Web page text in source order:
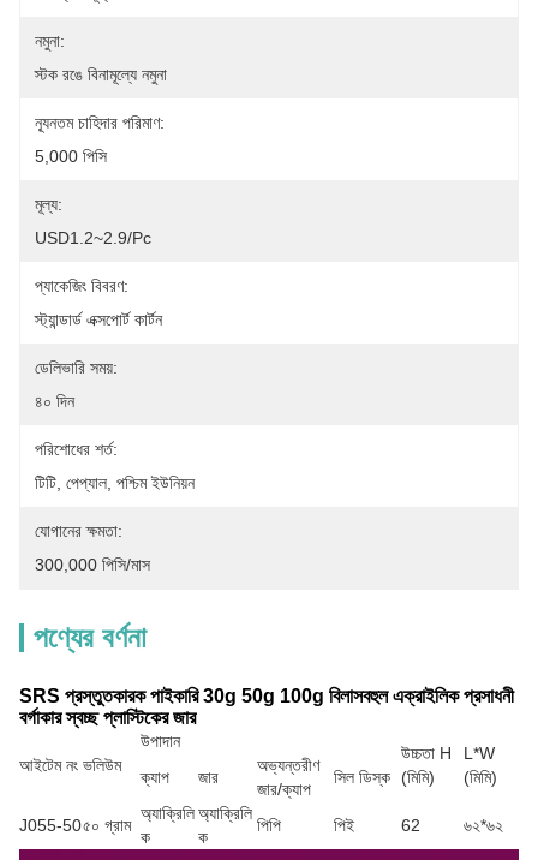
নমুনা:
স্টক রঙে বিনামূল্যে নমুনা
ন্যূনতম চাহিদার পরিমাণ:
5,000 পিসি
মূল্য:
USD1.2~2.9/pc
প্যাকেজিং বিবরণ:
স্ট্যান্ডার্ড এক্সপোর্ট কার্টন
ডেলিভারি সময়:
৪০ দিন
পরিশোধের শর্ত:
টিটি, পেপ্যাল, পশ্চিম ইউনিয়ন
যোগানের ক্ষমতা:
300,000 পিসি/মাস
পণ্যের বর্ণনা
SRS প্রস্তুতকারক পাইকারি 30g 50g 100g বিলাসবহুল এক্রাইলিক প্রসাধনী
বর্গাকার স্বচ্ছ প্লাস্টিকের জার
আইটেম নং ভলিউম
উপাদান
উচ্চতা H
(মিমি)
L*W
(মিমি)
ক্যাপ জার
অভ্যন্তরীণ
জার/ক্যাপ
সিল ডিস্ক
J055-50৫০ গ্রাম
অ্যাক্রিলি
ক
অ্যাক্রিলি
ক
পিপি পিই 62 ৬২*৬২